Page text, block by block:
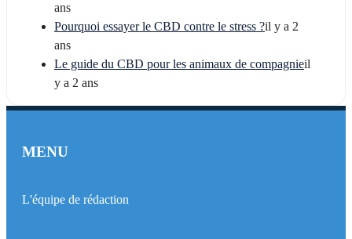
ans
Pourquoi essayer le CBD contre le stress ?il y a 2
ans
Le guide du CBD pour les animaux de compagnieil
y a 2 ans
MENU
L'équipe de rédaction